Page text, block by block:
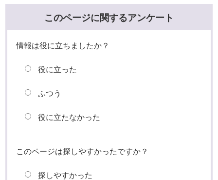
このページに関するアンケート
情報は役に立ちましたか？
役に立った
ふつう
役に立たなかった
このページは探しやすかったですか？
探しやすかった